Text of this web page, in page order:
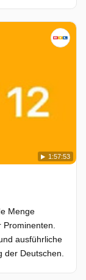
1:57:53
Menge
ausführliche
der Deutschen.